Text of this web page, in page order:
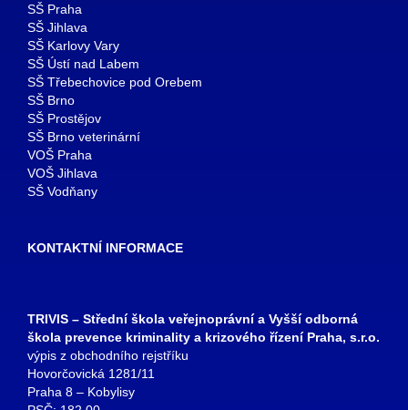
SŠ Praha
SŠ Jihlava
SŠ Karlovy Vary
SŠ Ústí nad Labem
SŠ Třebechovice pod Orebem
SŠ Brno
SŠ Prostějov
SŠ Brno veterinární
VOŠ Praha
VOŠ Jihlava
SŠ Vodňany
KONTAKTNÍ INFORMACE
TRIVIS – Střední škola veřejnoprávní a Vyšší odborná
škola prevence kriminality a krizového řízení Praha, s.r.o.
výpis z obchodního rejstříku
Hovorčovická 1281/11
Praha 8 – Kobylisy